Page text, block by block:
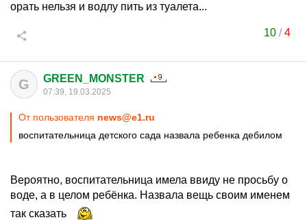
орать нельзя и водлу пить из туалета...
10 /4
G GREEN_MONSTER
07:39, 19.03.2025
От пользователя news@e1.ru
воспитательница детского сада назвала ребенка дебилом
Вероятно, воспитательница имела ввиду не просьбу о
воде, а в целом ребёнка. Назвала вещь своим именем
так сказать